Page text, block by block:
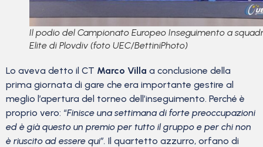
Il podio del Campionato Europeo Inseguimento a
Elite di Plovdiv (foto UEC/BettiniPhoto)
Lo aveva detto il CT Marco Villa a conclusione della
prima giornata di gare che era importante gestire al
meglio l’apertura del torneo dell’inseguimento. Perché è
proprio vero: “Finisce una settimana di forte preoccupazioni
ed è già questo un premio per tutto il gruppo e per chi non
è riuscito ad essere qui”. Il quartetto azzurro, orfano di